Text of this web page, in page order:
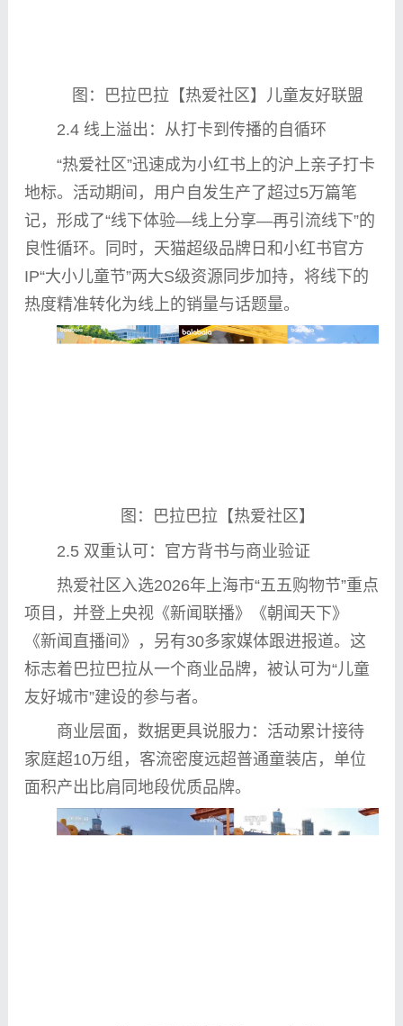
图：巴拉巴拉【热爱社区】儿童友好联盟
2.4 线上溢出：从打卡到传播的自循环
“热爱社区”迅速成为小红书上的沪上亲子打卡
地标。活动期间，用户自发生产了超过5万篇笔
记，形成了“线下体验—线上分享—再引流线下”的
良性循环。同时，天猫超级品牌日和小红书官方
IP“大小儿童节”两大S级资源同步加持，将线下的
热度精准转化为线上的销量与话题量。
图：巴拉巴拉【热爱社区】
2.5 双重认可：官方背书与商业验证
热爱社区入选2026年上海市“五五购物节”重点
项目，并登上央视《新闻联播》《朝闻天下》
《新闻直播间》，另有30多家媒体跟进报道。这
标志着巴拉巴拉从一个商业品牌，被认可为“儿童
友好城市”建设的参与者。
商业层面，数据更具说服力：活动累计接待
家庭超10万组，客流密度远超普通童装店，单位
面积产出比肩同地段优质品牌。